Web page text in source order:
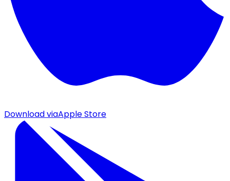
Download viaApple Store